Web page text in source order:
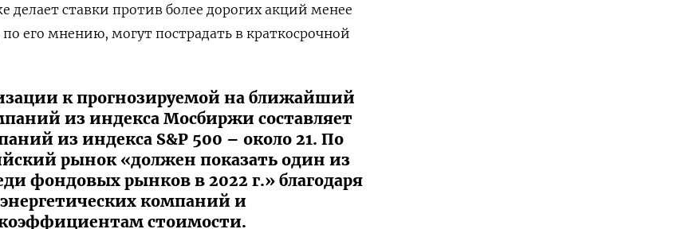
делает ставки против более дорогих акций менее
его мнению, могут пострадать в краткосрочной
к прогнозируемой на ближайший
из индекса Мосбиржи составляет
из индекса S&P 500 – около 21. По
рынок «должен показать один из
фондовых рынков в 2022 г.» благодаря
компаний и
стоимости.